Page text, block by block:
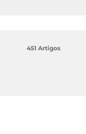
451 Artigos